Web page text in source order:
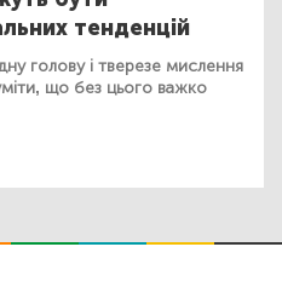
тенденцій
голову і тверезе мислення
що без цього важко